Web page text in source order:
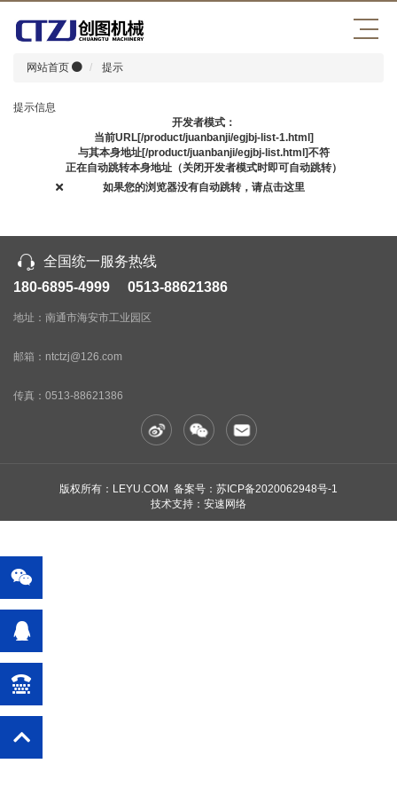
网站首页 提示
提示信息
开发者模式：
当前URL[/product/juanbanji/egjbj-list-1.html]
与其本身地址[/product/juanbanji/egjbj-list.html]不符
正在自动跳转本身地址（关闭开发者模式时即可自动跳转）
如果您的浏览器没有自动跳转，请点击这里
全国统一服务热线
180-6895-4999 0513-88621386
地址：南通市海安市工业园区
邮箱：ntctzj@126.com
传真： 0513-88621386
版权所有：LEYU.COM 备案号： 苏ICP备2020062948号-1
技术支持：安速网络